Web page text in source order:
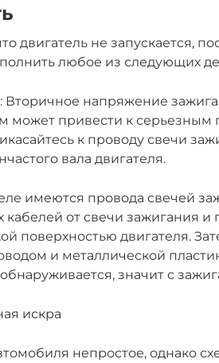
двигатель не запускается,
любое из следующих
напряжение
может привести к серьезным
к проводу свечи
вала двигателя.
имеются провода свечей
от свечи зажигания и
поверхностью двигателя.
и металлической
значит с
искра
непростое, однако